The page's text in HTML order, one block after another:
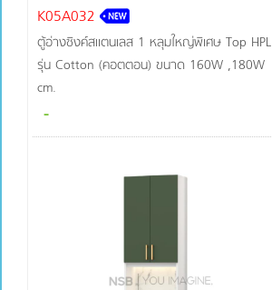
K05A032
ตู้อ่างซิงค์สแตนเลส 1 หลุมใหญ่พิเศษ Top HPL
รุ่น Cotton (คอตตอน) ขนาด 160W ,180W
cm.
-